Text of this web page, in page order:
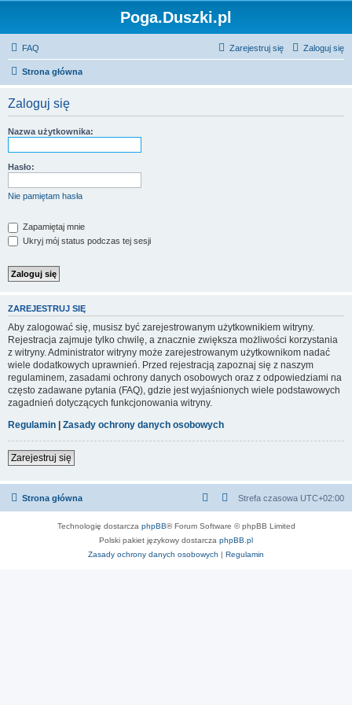
Poga.Duszki.pl
FAQ Zaloguj się
Zarejestruj się
Strona główna
Zaloguj się
Nazwa użytkownika:
Hasło:
Nie pamiętam hasła
Zapamiętaj mnie
Ukryj mój status podczas tej sesji
ZAREJESTRUJ SIĘ
Aby zalogować się, musisz być zarejestrowanym użytkownikiem witryny.
Rejestracja zajmuje tylko chwilę, a znacznie zwiększa możliwości korzystania
z witryny. Administrator witryny może zarejestrowanym użytkownikom nadać
wiele dodatkowych uprawnień. Przed rejestracją zapoznaj się z naszym
regulaminem, zasadami ochrony danych osobowych oraz z odpowiedziami na
często zadawane pytania (FAQ), gdzie jest wyjaśnionych wiele podstawowych
zagadnień dotyczących funkcjonowania witryny.
Regulamin | Zasady ochrony danych osobowych
Zarejestruj się
Strona główna Strefa czasowa UTC+02:00
Technologię dostarcza phpBB® Forum Software © phpBB Limited
Polski pakiet językowy dostarcza phpBB.pl
Zasady ochrony danych osobowych | Regulamin